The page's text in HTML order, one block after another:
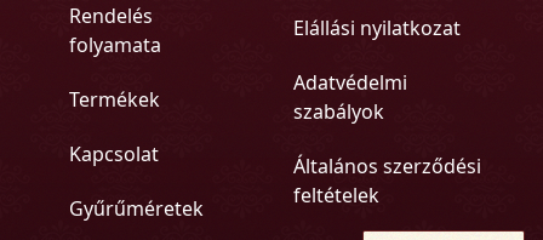
Rendelés
folyamata
Termékek
Kapcsolat
Gyűrűméretek
Elállási nyilatkozat
Adatvédelmi
szabályok
Általános szerződési
feltételek